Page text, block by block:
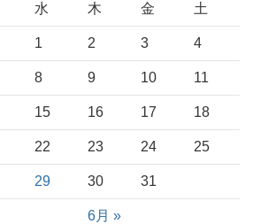
水 木 金 土
6月 »
1 2 3 4
8 9 10 11
15 16 17 18
22 23 24 25
29 30 31